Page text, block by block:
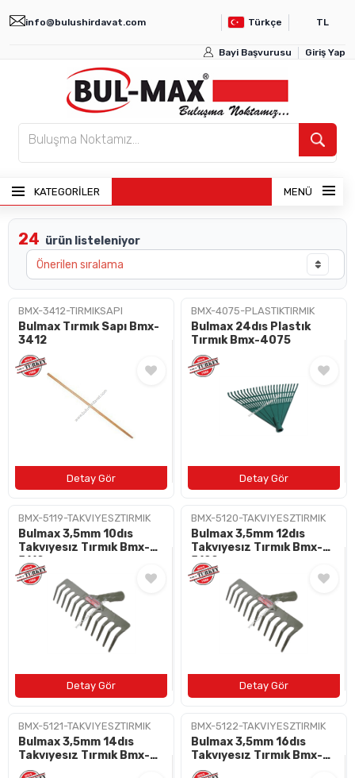
info@bulushirdavat.com Türkçe TL
Bayi Başvurusu Giriş Yap
KATEGORİLER MENÜ
ANASAYFA
ÜRÜNLER
BAYI GIRIŞI
BAYI OL
24 ürün listeleniyor
BMX-3412-TIRMIKSAPI
Bulmax Tırmık Sapı Bmx-
3412
BMX-4075-PLASTIKTIRMIK
Bulmax 24dıs Plastık
Tırmık Bmx-4075
BMX-5119-TAKVIYESZTIRMIK
Bulmax 3,5mm 10dıs
Takvıyesız Tırmık Bmx-
5119
BMX-5120-TAKVIYESZTIRMIK
Bulmax 3,5mm 12dıs
Takvıyesız Tırmık Bmx-
5120
BMX-5121-TAKVIYESZTIRMIK
Bulmax 3,5mm 14dıs
Takvıyesız Tırmık Bmx-
5121
BMX-5122-TAKVIYESZTIRMIK
Bulmax 3,5mm 16dıs
Takvıyesız Tırmık Bmx-
5122